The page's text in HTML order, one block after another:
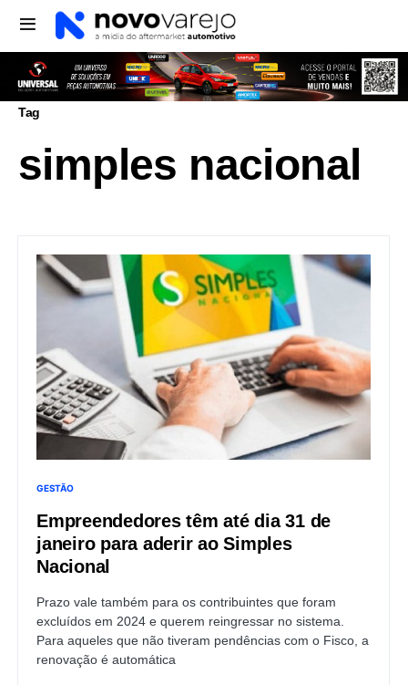
Tag
simples nacional
GESTÃO
Empreendedores têm até dia 31 de
janeiro para aderir ao Simples
Nacional
Prazo vale também para os contribuintes que foram
excluídos em 2024 e querem reingressar no sistema.
Para aqueles que não tiveram pendências com o Fisco, a
renovação é automática